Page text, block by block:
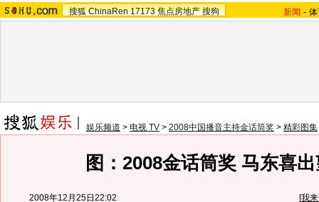
搜狐 ChinaRen 17173 焦点房地产 搜狗 新闻 -
娱乐频道 > 电视 TV > 2008中国播音主持金话筒奖 > 精彩图集
图：2008金话筒奖 马东喜
2008年12月25日22:02 [我